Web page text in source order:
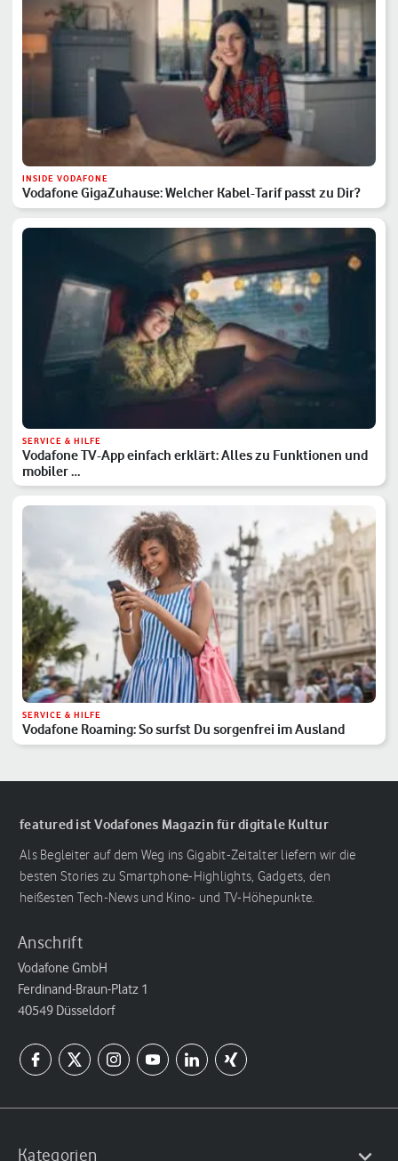
INSIDE VODAFONE
Vodafone GigaZuhause: Welcher Kabel-Tarif passt zu Dir?
SERVICE & HILFE
Vodafone TV-App einfach erklärt: Alles zu Funktionen und
mobiler …
SERVICE & HILFE
Vodafone Roaming: So surfst Du sorgenfrei im Ausland
featured ist Vodafones Magazin für digitale Kultur
Als Begleiter auf dem Weg ins Gigabit-Zeitalter liefern wir die
besten Stories zu Smartphone-Highlights, Gadgets, den
heißesten Tech-News und Kino- und TV-Höhepunkte.
Anschrift
Vodafone GmbH
Ferdinand-Braun-Platz 1
40549 Düsseldorf
Kategorien